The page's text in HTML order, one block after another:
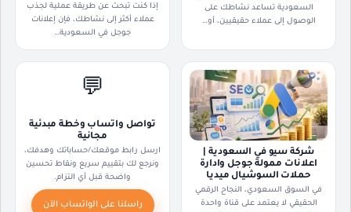
السعودية تساعد نشاطك على
الوصول إلى عملاء حقيقيين، أو…
إذا كنت تبحث عن طريقة عملية لجذب
عملاء أكثر إلى نشاطك، فإن إعلانات
جوجل في السعودية…
شركة سيو في السعودية |
اعلانات ممولة جوجل وادارة
حملات السوشيال ميديا
في السوق السعودي، النجاح الرقمي
الحقيقي لا يعتمد على قناة واحدة
💬
تواصل واتساب وخطة مبدئية
مجانية
ارسل رابط موقعك/حساباتك وهدفك،
ونرجع لك بتقييم سريع ونقاط تحسين
واضحة قبل أي التزام.
راسلنا على الواتساب الآن